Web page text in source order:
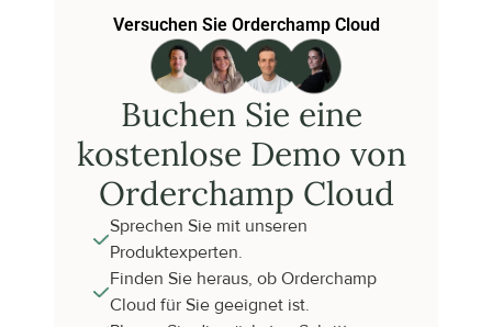
Versuchen Sie Orderchamp Cloud
Buchen Sie eine
kostenlose Demo von
Orderchamp Cloud
Sprechen Sie mit unseren
Produktexperten.
Finden Sie heraus, ob Orderchamp
Cloud für Sie geeignet ist.